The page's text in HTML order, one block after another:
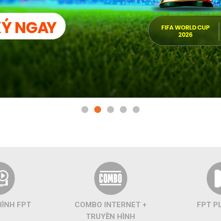
FPT
COMBO INTERNET +
TRUYỀN HÌNH
FPT